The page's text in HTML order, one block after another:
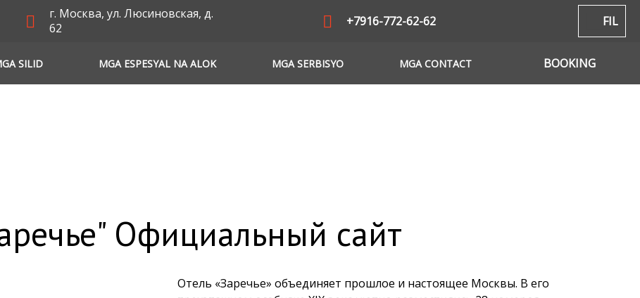
г. Москва, ул. Люсиновская, д.
62
+7916-772-62-62 FIL
SILID MGA ESPESYAL NA ALOK MGA SERBISYO MGA CONTACT BOOKING
Официальный сайт
Отель «Заречье» объединяет прошлое и настоящее Москвы. В его